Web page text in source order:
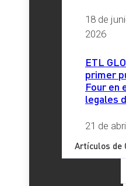
18 de
2026
ETL
primer
Four en
legales
21 de
Artículos de